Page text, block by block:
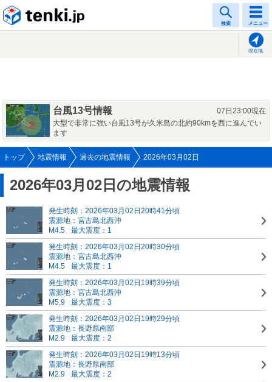
検索 メニュー
現在地
台風13号情報
07日23:00現在
大型で非常に強い台風13号が久米島の北約90kmを西に進んでい
ます
トップ 地震情報 過去の地震情報 2026年03月02日
2026年03月02日の地震情報
発生時刻：2026年03月02日20時41分頃
震源地：宮古島北西沖
M4.5
最大震度：1
発生時刻：2026年03月02日20時30分頃
震源地：宮古島北西沖
M4.5
最大震度：1
発生時刻：2026年03月02日19時39分頃
震源地：宮古島北西沖
M5.9
最大震度：3
発生時刻：2026年03月02日19時29分頃
震源地：長野県南部
M2.9
最大震度：2
発生時刻：2026年03月02日19時13分頃
震源地：長野県南部
M2.9
最大震度：2